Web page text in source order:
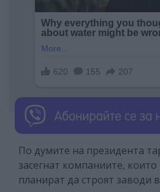
По думите на президента
засегнат компаниите, които
планират да строят заводи в